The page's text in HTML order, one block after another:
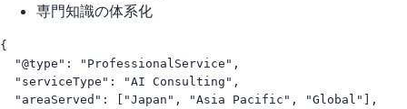
専門知識の体系化
{
  "@type": "ProfessionalService",
  "serviceType": "AI Consulting",
  "areaServed": ["Japan", "Asia Pacific", "Global"],